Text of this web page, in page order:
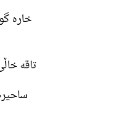
خارە
تاقە